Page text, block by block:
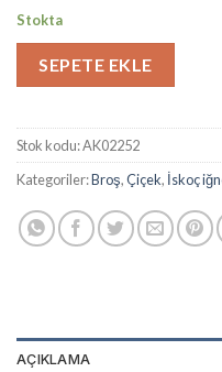
Stokta
SEPETE EKLE
Stok kodu:AK02252
Kategoriler:Broş,Çiçek, İskoç
AÇIKLAMA